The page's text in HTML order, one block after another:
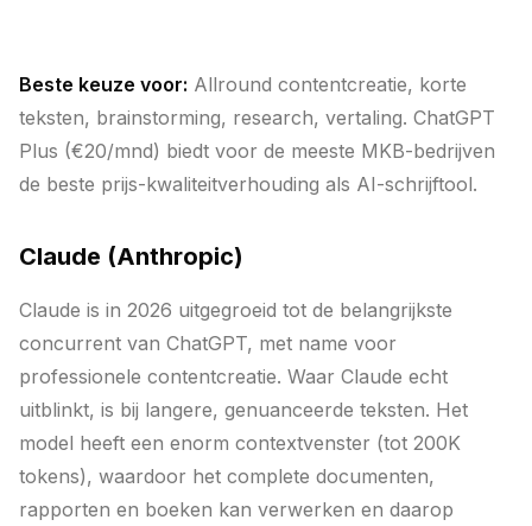
Beste keuze voor: Allround contentcreatie, korte
teksten, brainstorming, research, vertaling. ChatGPT
Plus (€20/mnd) biedt voor de meeste MKB-bedrijven
de beste prijs-kwaliteitverhouding als AI-schrijftool.
Claude (Anthropic)
Claude is in 2026 uitgegroeid tot de belangrijkste
concurrent van ChatGPT, met name voor
professionele contentcreatie. Waar Claude echt
uitblinkt, is bij langere, genuanceerde teksten. Het
model heeft een enorm contextvenster (tot 200K
tokens), waardoor het complete documenten,
rapporten en boeken kan verwerken en daarop